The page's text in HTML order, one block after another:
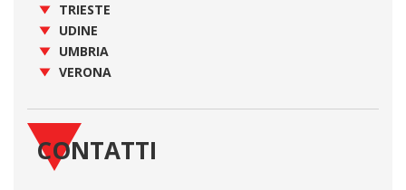
TRIESTE
UDINE
UMBRIA
VERONA
CONTATTI